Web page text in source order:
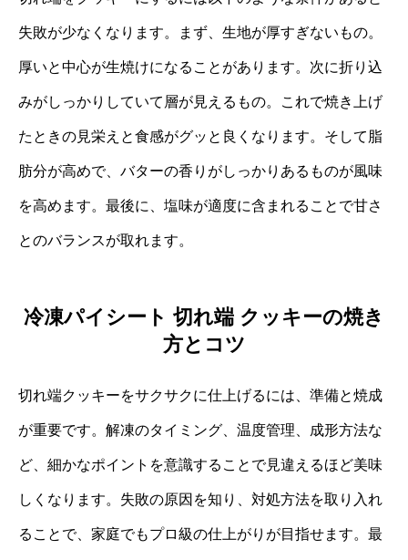
失敗が少なくなります。まず、生地が厚すぎないもの。
厚いと中心が生焼けになることがあります。次に折り込
みがしっかりしていて層が見えるもの。これで焼き上げ
たときの見栄えと食感がグッと良くなります。そして脂
肪分が高めで、バターの香りがしっかりあるものが風味
を高めます。最後に、塩味が適度に含まれることで甘さ
とのバランスが取れます。
冷凍パイシート 切れ端 クッキーの焼き
方とコツ
切れ端クッキーをサクサクに仕上げるには、準備と焼成
が重要です。解凍のタイミング、温度管理、成形方法な
ど、細かなポイントを意識することで見違えるほど美味
しくなります。失敗の原因を知り、対処方法を取り入れ
ることで、家庭でもプロ級の仕上がりが目指せます。最